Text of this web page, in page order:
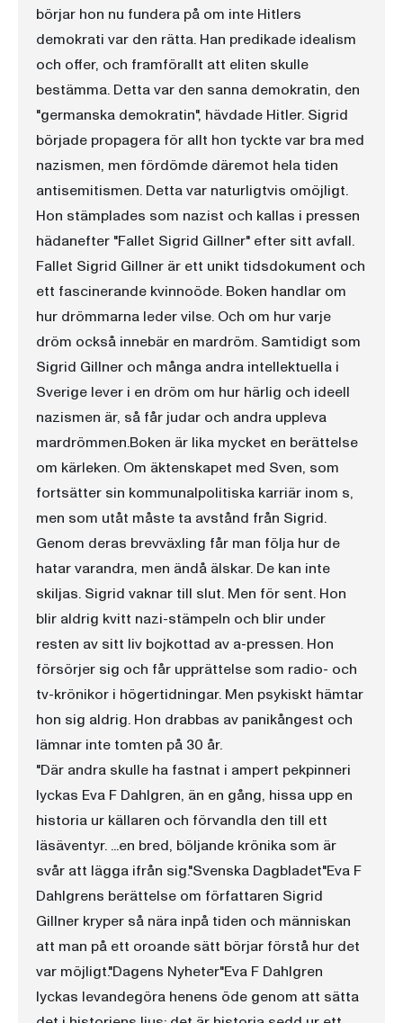
börjar hon nu fundera på om inte Hitlers
demokrati var den rätta. Han predikade idealism
och offer, och framförallt att eliten skulle
bestämma. Detta var den sanna demokratin, den
"germanska demokratin", hävdade Hitler. Sigrid
började propagera för allt hon tyckte var bra med
nazismen, men fördömde däremot hela tiden
antisemitismen. Detta var naturligtvis omöjligt.
Hon stämplades som nazist och kallas i pressen
hädanefter "Fallet Sigrid Gillner" efter sitt avfall.
Fallet Sigrid Gillner är ett unikt tidsdokument och
ett fascinerande kvinnoöde. Boken handlar om
hur drömmarna leder vilse. Och om hur varje
dröm också innebär en mardröm. Samtidigt som
Sigrid Gillner och många andra intellektuella i
Sverige lever i en dröm om hur härlig och ideell
nazismen är, så får judar och andra uppleva
mardrömmen.Boken är lika mycket en berättelse
om kärleken. Om äktenskapet med Sven, som
fortsätter sin kommunalpolitiska karriär inom s,
men som utåt måste ta avstånd från Sigrid.
Genom deras brevväxling får man följa hur de
hatar varandra, men ändå älskar. De kan inte
skiljas. Sigrid vaknar till slut. Men för sent. Hon
blir aldrig kvitt nazi-stämpeln och blir under
resten av sitt liv bojkottad av a-pressen. Hon
försörjer sig och får upprättelse som radio- och
tv-krönikor i högertidningar. Men psykiskt hämtar
hon sig aldrig. Hon drabbas av panikångest och
lämnar inte tomten på 30 år.
"Där andra skulle ha fastnat i ampert pekpinneri
lyckas Eva F Dahlgren, än en gång, hissa upp en
historia ur källaren och förvandla den till ett
läsäventyr. ...en bred, böljande krönika som är
svår att lägga ifrån sig."Svenska Dagbladet"Eva F
Dahlgrens berättelse om författaren Sigrid
Gillner kryper så nära inpå tiden och människan
att man på ett oroande sätt börjar förstå hur det
var möjligt."Dagens Nyheter"Eva F Dahlgren
lyckas levandegöra henens öde genom att sätta